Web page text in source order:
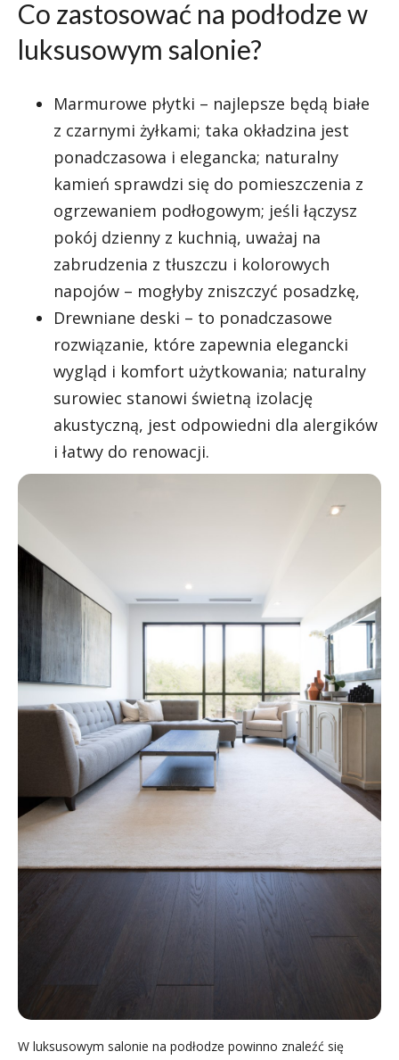
Co zastosować na podłodze w
luksusowym salonie?
Marmurowe płytki – najlepsze będą białe
z czarnymi żyłkami; taka okładzina jest
ponadczasowa i elegancka; naturalny
kamień sprawdzi się do pomieszczenia z
ogrzewaniem podłogowym; jeśli łączysz
pokój dzienny z kuchnią, uważaj na
zabrudzenia z tłuszczu i kolorowych
napojów – mogłyby zniszczyć posadzkę,
Drewniane deski – to ponadczasowe
rozwiązanie, które zapewnia elegancki
wygląd i komfort użytkowania; naturalny
surowiec stanowi świetną izolację
akustyczną, jest odpowiedni dla alergików
i łatwy do renowacji.
W luksusowym salonie na podłodze powinno znaleźć się